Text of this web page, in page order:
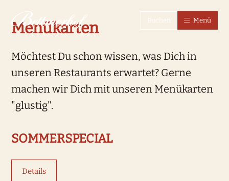
Buchen Menü
Menükarten
Möchtest Du schon wissen, was Dich in
unseren Restaurants erwartet? Gerne
machen wir Dich mit unseren Menükarten
"glustig".
SOMMERSPECIAL
Details